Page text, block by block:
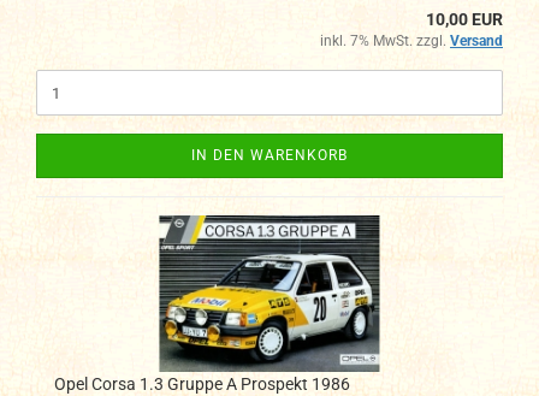
10,00 EUR
inkl. 7% MwSt. zzgl. Versand
IN DEN WARENKORB
Opel Corsa 1.3 Gruppe A Prospekt 1986